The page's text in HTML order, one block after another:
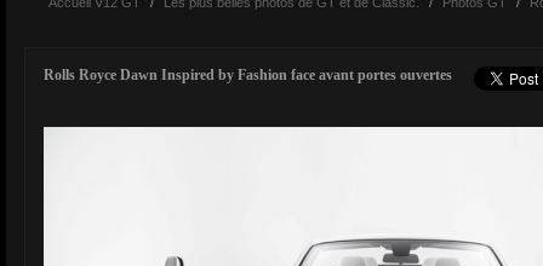
Rolls Royce Dawn Inspired by Fashion face avant portes ouvertes